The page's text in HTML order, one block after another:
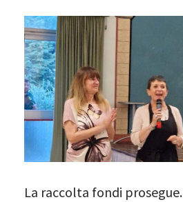
La raccolta fondi prosegue.